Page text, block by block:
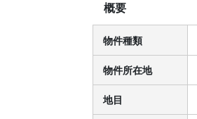
概要
物件種類
物件所在地
地目